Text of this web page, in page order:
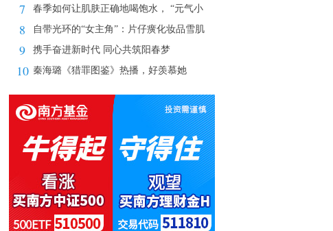
的“妈生好肌肤
7
春季如何让肌肤正确地喝饱水， “元气小
蓝瓶”轻
8
自带光环的“女主角”：片仔癀化妆品雪肌
无瑕润白
9 携手奋进新时代 同心共筑阳春梦
10 秦海璐《猎罪图鉴》热播，好羡慕她